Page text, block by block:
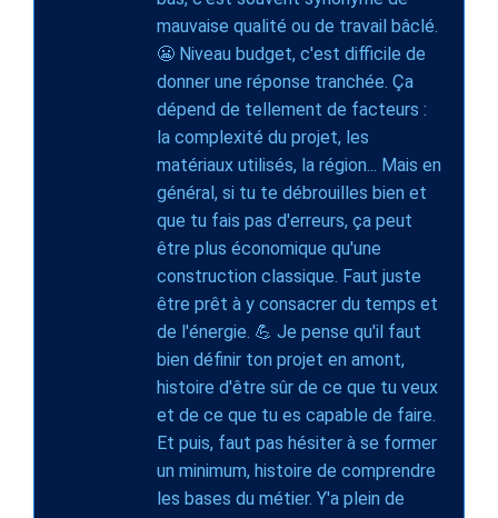
mauvaise qualité ou de travail bâclé.
😬 Niveau budget, c'est difficile de
donner une réponse tranchée. Ça
dépend de tellement de facteurs :
la complexité du projet, les
matériaux utilisés, la région... Mais en
général, si tu te débrouilles bien et
que tu fais pas d'erreurs, ça peut
être plus économique qu'une
construction classique. Faut juste
être prêt à y consacrer du temps et
de l'énergie. 💪 Je pense qu'il faut
bien définir ton projet en amont,
histoire d'être sûr de ce que tu veux
et de ce que tu es capable de faire.
Et puis, faut pas hésiter à se former
un minimum, histoire de comprendre
les bases du métier. Y'a plein de